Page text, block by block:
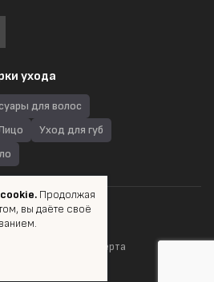
ухода
для волос
Уход для губ
Публичная оферта
Продолжая
вы даёте своё